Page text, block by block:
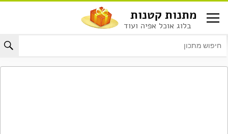
לתוכן
מתנות קטנות
בלוג אוכל אפיה ועוד